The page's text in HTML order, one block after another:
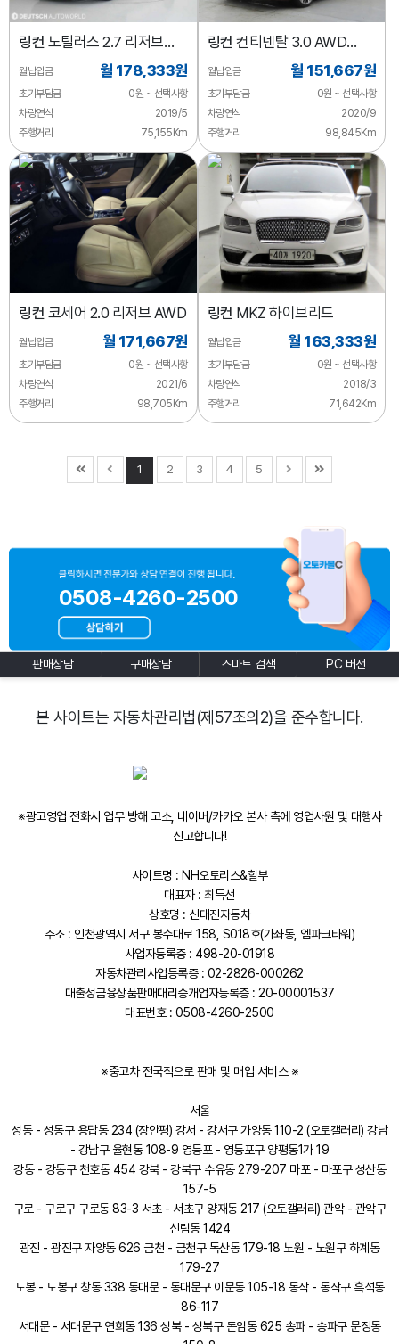
링컨 노틸러스 2.7 리저브
AWD
월납입금 월 178,333원
초기부담금
0원 ~ 선택사항
차량연식
2019/5
주행거리
75,155Km
링컨 컨티넨탈 3.0 AWD
리저브
월납입금 월 151,667원
초기부담금
0원 ~ 선택사항
차량연식
2020/9
주행거리
98,845Km
링컨 코세어 2.0 리저브 AWD
월납입금 월 171,667원
초기부담금
0원 ~ 선택사항
차량연식
2021/6
주행거리
98,705Km
링컨 MKZ 하이브리드
월납입금 월 163,333원
초기부담금
0원 ~ 선택사항
차량연식
2018/3
주행거리
71,642Km
1 2 3 4 5
0508-4260-2500
판매상담 구매상담 스마트 검색 PC 버전
본 사이트는 자동차관리법(제57조의2)을 준수합니다.
※광고영업 전화시 업무 방해 고소, 네이버/카카오 본사 측에 영업사원 및 대행사
신고합니다!
사이트명 : NH오토리스&할부
대표자 : 최득선
상호명 : 신대진자동차
주소 : 인천광역시 서구 봉수대로 158, S018호(가좌동, 엠파크타워)
사업자등록증 : 498-20-01918
자동차관리사업등록증 : 02-2826-000262
대출성금융상품판매대리중개업자등록증 : 20-00001537
대표번호 : 0508-4260-2500
※중고차 전국적으로 판매 및 매입 서비스 ※
서울
성동 - 성동구 용답동 234 (장안평) 강서 - 강서구 가양동 110-2 (오토갤러리) 강남
- 강남구 율현동 108-9 영등포 - 영등포구 양평동1가 19
강동 - 강동구 천호동 454 강북 - 강북구 수유동 279-207 마포 - 마포구 성산동
157-5
구로 - 구로구 구로동 83-3 서초 - 서초구 양재동 217 (오토갤러리) 관악 - 관악구
신림동 1424
광진 - 광진구 자양동 626 금천 - 금천구 독산동 179-18 노원 - 노원구 하계동
179-27
도봉 - 도봉구 창동 338 동대문 - 동대문구 이문동 105-18 동작 - 동작구 흑석동
86-117
서대문 - 서대문구 연희동 136 성북 - 성북구 돈암동 625 송파 - 송파구 문정동